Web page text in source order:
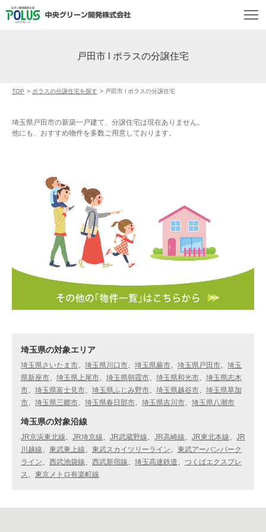
戸田市 l ポラスの分譲住宅
TOP > ポラスの分譲住宅を探す > 戸田市 l ポラスの分譲住宅
埼玉県戸田市の新築一戸建て、分譲住宅は現在ありません。
他にも、おすすめ物件を多数ご用意しております。
埼玉県の対象エリア
埼玉県さいたま市、 埼玉県川口市、 埼玉県蕨市、 埼玉県戸田市、 埼玉
県新座市、 埼玉県上尾市、 埼玉県朝霞市、 埼玉県和光市、 埼玉県志木
市、 埼玉県富士見市、 埼玉県ふじみ野市、 埼玉県越谷市、 埼玉県草加
市、 埼玉県三郷市、 埼玉県春日部市、 埼玉県吉川市、 埼玉県八潮市
埼玉県の対象沿線
JR京浜東北線、 JR埼京線、 JR武蔵野線、 JR高崎線、 JR東北本線、 JR
川越線、 東武東上線、 東武スカイツリーライン、 東武アーバンパーク
ライン、 西武池袋線、 西武新宿線、 埼玉高速鉄道、 つくばエクスプレ
ス、 東京メトロ有楽町線